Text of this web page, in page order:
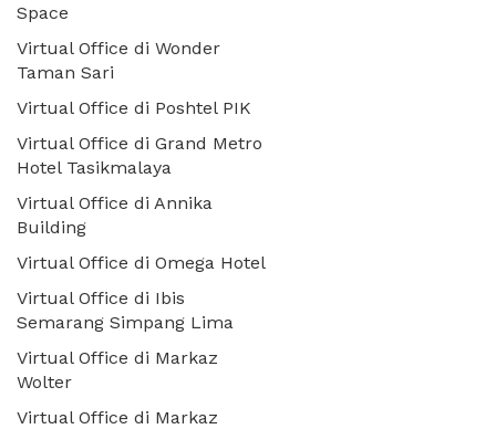
Space
Virtual Office di Wonder
Taman Sari
Virtual Office di Poshtel PIK
Virtual Office di Grand Metro
Hotel Tasikmalaya
Virtual Office di Annika
Building
Virtual Office di Omega Hotel
Virtual Office di Ibis
Semarang Simpang Lima
Virtual Office di Markaz
Wolter
Virtual Office di Markaz